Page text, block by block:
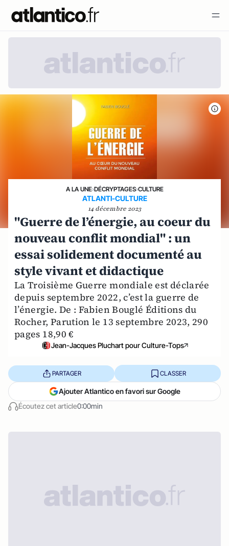
A LA UNE›DÉCRYPTAGES›CULTURE
ATLANTI-CULTURE
14 décembre 2023
"Guerre de l’énergie, au coeur du
nouveau conflit mondial" : un
essai solidement documenté au
style vivant et didactique
La Troisième Guerre mondiale est déclarée
depuis septembre 2022, c’est la guerre de
l’énergie. De : Fabien Bouglé Éditions du
Rocher, Parution le 13 septembre 2023, 290
pages 18,90 €
Jean-Jacques Pluchart pour Culture-Tops
Écoutez cet article0:00min
PARTAGER CLASSER
Ajouter Atlantico en favori sur Google